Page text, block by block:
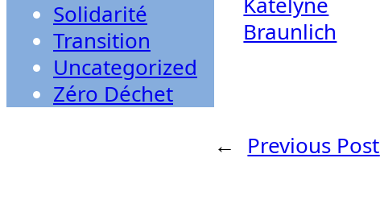
Solidarité
Transition
Uncategorized
Zéro Déchet
Braunlich
← Previous Post